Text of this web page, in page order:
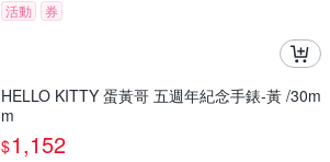
活動 券
HELLO KITTY 蛋黃哥 五週年紀念手錶-黃 /30m
m
$1,152